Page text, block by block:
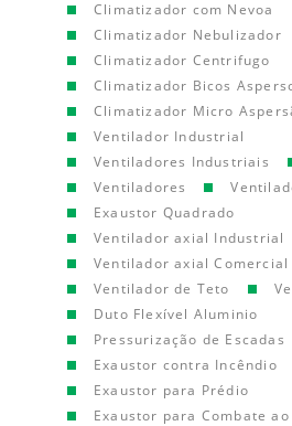
Climatizador com Nevoa
Climatizador Nebulizador
Climatizador Centrifugo
Climatizador Bicos
Climatizador Micro
Ventilador Industrial
Ventiladores Industriais
Ventiladores
Exaustor Quadrado
Ventilador axial Industrial
Ventilador axial Comercial
Ventilador de Teto
Duto Flexível Aluminio
Pressurização de Escadas
Exaustor contra Incêndio
Exaustor para Prédio
Exaustor para Combate